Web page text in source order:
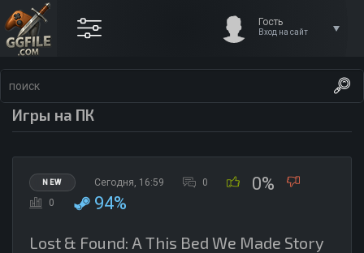
Гость
Вход на сайт
Игры на ПК
NEW Сегодня, 16:59 0 0%
0 94%
Lost & Found: A This Bed We Made Story